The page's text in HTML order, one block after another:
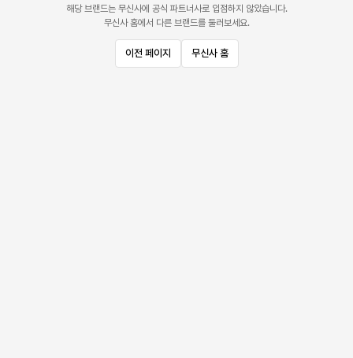
해당 브랜드는 무신사에 공식 파트너사로 입점하지 않았습니다.
무신사 홈에서 다른 브랜드를 둘러보세요.
이전 페이지 무신사 홈